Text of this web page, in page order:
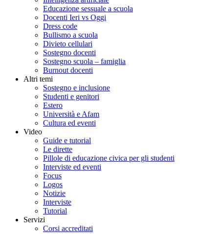
Educazione sessuale a scuola
Docenti Ieri vs Oggi
Dress code
Bullismo a scuola
Divieto cellulari
Sostegno docenti
Sostegno scuola – famiglia
Burnout docenti
Altri temi
Sostegno e inclusione
Studenti e genitori
Estero
Università e Afam
Cultura ed eventi
Video
Guide e tutorial
Le dirette
Pillole di educazione civica per gli studenti
Interviste ed eventi
Focus
Logos
Notizie
Interviste
Tutorial
Servizi
Corsi accreditati